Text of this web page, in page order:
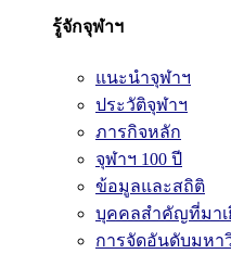
รู้จักจุฬาฯ
แนะนำจุฬาฯ
ประวัติจุฬาฯ
ภารกิจหลัก
จุฬาฯ 100 ปี
ข้อมูลและสถิติ
บุคคลสำคัญที่มาเ
การจัดอันดับมหา